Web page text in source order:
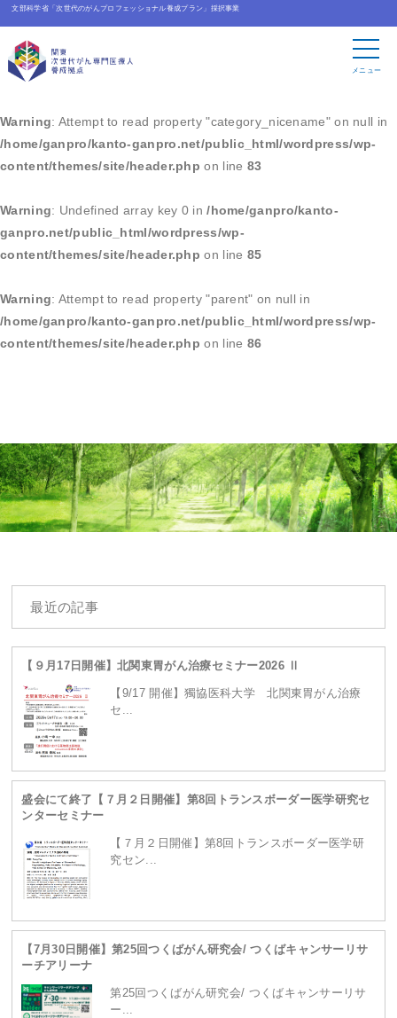
ganpro.net/public_html/wordpress/wp-
content/themes/site/header.php
Warning: Attempt to read property "category_nicename" on null in
/home/ganpro/kanto-ganpro.net/public_html/wordpress/wp-
content/themes/site/header.php on line 83
Warning: Undefined array key 0 in/home/ganpro/kanto-
ganpro.net/public_html/wordpress/wp-
content/themes/site/header.php on line 85
Warning: Attempt to read property "parent" on null in
/home/ganpro/kanto-ganpro.net/public_html/wordpress/wp-
content/themes/site/header.php on line 86
文部科学省「次世代のがんプロフェッショナル養成プラン」採択事業
メニュー
/home/ganpro/kanto-
ganpro.net/public_html/wordpress/wp-
content/themes/site/header.phpon line229
最近の記事
【９月17日開催】北関東胃がん治療セミナー2026 Ⅱ
【9/17 開催】獨協医科大学 北関東胃がん治療
セ...
盛会にて終了【７月２日開催】第8回トランスボーダー医学研究セ
ンターセミナー
【７月２日開催】第8回トランスボーダー医学研
究セン...
【7月30日開催】第25回つくばがん研究会/ つくばキャンサーリサ
ーチアリーナ
第25回つくばがん研究会/ つくばキャンサーリサ
ー...